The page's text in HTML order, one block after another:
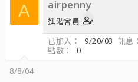
人
期
A airpenny
進階會員
已加入
9/20/03 訊息
點數
0
8/8/04